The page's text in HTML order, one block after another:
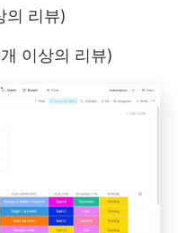
의 리뷰)
이상의 리뷰)